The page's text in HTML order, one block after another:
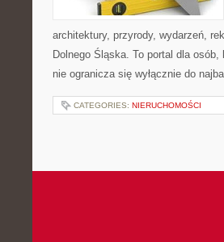
architektury, przyrody, wydarzeń,
Dolnego Śląska. To portal dla
nie ogranicza się wyłącznie do
CATEGORIES: NIERUCHOMOŚCI